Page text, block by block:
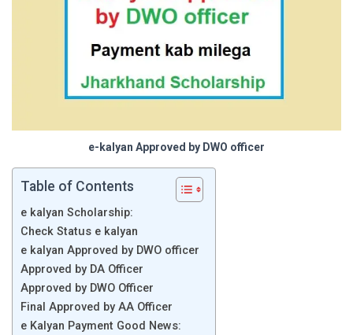
e-kalyan Approved by DWO officer
Table of Contents
e kalyan Scholarship:
Check Status e kalyan
e kalyan Approved by DWO officer
Approved by DA Officer
Approved by DWO Officer
Final Approved by AA Officer
e Kalyan Payment Good News: